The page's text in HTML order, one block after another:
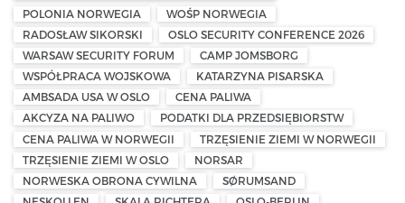
POLONIA NORWEGIA
WOŚP NORWEGIA
RADOSŁAW SIKORSKI
OSLO SECURITY CONFERENCE 2026
WARSAW SECURITY FORUM
CAMP JOMSBORG
WSPÓŁPRACA WOJSKOWA
KATARZYNA PISARSKA
AMBSADA USA W OSLO
CENA PALIWA
AKCYZA NA PALIWO
PODATKI DLA PRZEDSIĘBIORSTW
CENA PALIWA W NORWEGII
TRZĘSIENIE ZIEMI W NORWEGII
TRZĘSIENIE ZIEMI W OSLO
NORSAR
NORWESKA OBRONA CYWILNA
SØRUMSAND